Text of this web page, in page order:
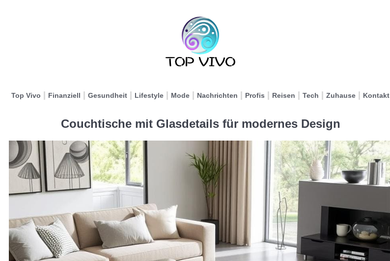
Top Vivo Finanziell Gesundheit Lifestyle Mode Nachrichten Profis Reisen Tech Zuhause Kontakt
Couchtische mit Glasdetails für modernes Design